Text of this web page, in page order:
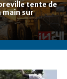
tente de
main sur